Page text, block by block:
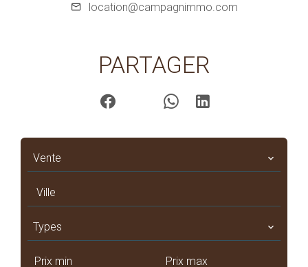
location@campagnimmo.com
PARTAGER
Vente
Ville
Types